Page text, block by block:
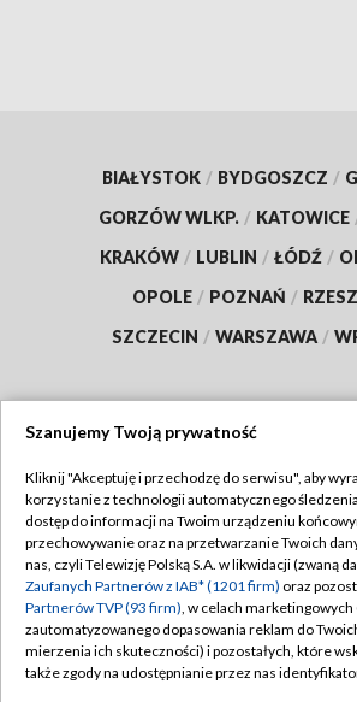
BIAŁYSTOK / BYDGOSZCZ /
GORZÓW WLKP. / KATOWICE
KRAKÓW / LUBLIN / ŁÓDŹ /
OPOLE / POZNAŃ /
SZCZECIN / WARSZAWA /
TVP
Abonament TVP
Emisja w TVP
Centrum informacji TVP
Naziemna Telewizja Cyfrowa
Regulamin TVP
Polityka
Moje zgody
Pomoc
Szanujemy Twoją prywatność
Kliknij "Akceptuję i przechodzę do serwisu", aby
korzystanie z technologii automatycznego
dostęp do informacji na Twoim urządzeniu
przechowywanie oraz na przetwarzanie Twoich
nas, czyli Telewizję Polską S.A. w likwidacji (zwaną
Zaufanych Partnerów z IAB* (1201 firm) oraz
Partnerów TVP (93 firm), w celach marketingowych
zautomatyzowanego dopasowania reklam do
mierzenia ich skuteczności) i pozostałych, które
także zgody na udostępnianie przez nas